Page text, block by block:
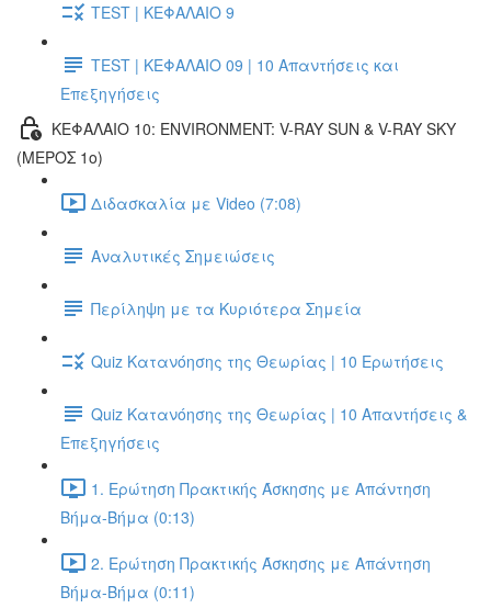
TEST | ΚΕΦΑΛΑΙΟ 9
TEST | ΚΕΦΑΛΑΙΟ 09 | 10 Απαντήσεις και
Επεξηγήσεις
ΚΕΦΑΛΑΙΟ 10: ENVIRONMENT: V-RAY SUN & V-RAY SKY
(ΜΕΡΟΣ 1ο)
Διδασκαλία με Video (7:08)
Αναλυτικές Σημειώσεις
Περίληψη με τα Κυριότερα Σημεία
Quiz Κατανόησης της Θεωρίας | 10 Ερωτήσεις
Quiz Κατανόησης της Θεωρίας | 10 Απαντήσεις &
Επεξηγήσεις
1. Ερώτηση Πρακτικής Άσκησης με Απάντηση
Βήμα-Βήμα (0:13)
2. Ερώτηση Πρακτικής Άσκησης με Απάντηση
Βήμα-Βήμα (0:11)